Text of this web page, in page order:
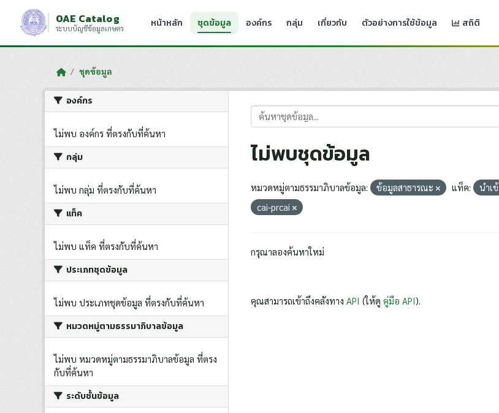
Skip to main content
OAE Catalog
ระบบบัญชีข้อมูลเกษตร หน้าหลัก ชุดข้อมูล องค์กร กลุ่ม เกี่ยวกับ ตัวอย่างการใช้ข้อมูล สถิติ
ชุดข้อมูล
องค์กร
ไม่พบ องค์กร ที่ตรงกับที่ค้นหา
กลุ่ม
ไม่พบ กลุ่ม ที่ตรงกับที่ค้นหา
แท็ค
ไม่พบ แท็ค ที่ตรงกับที่ค้นหา
ประเภทชุดข้อมูล
ไม่พบ ประเภทชุดข้อมูล ที่ตรงกับที่ค้นหา
หมวดหมู่ตามธรรมาภิบาลข้อมูล
ไม่พบ หมวดหมู่ตามธรรมาภิบาลข้อมูล ที่ตรง
กับที่ค้นหา
ระดับชั้นข้อมูล
ไม่พบชุดข้อมูล
หมวดหมู่ตามธรรมาภิบาลข้อมูล: ข้อมูลสาธารณะ แท็ค: นำเ
cai-prcai
กรุณาลองค้นหาใหม่
คุณสามารถเข้าถึงคลังทาง API (ให้ดู คู่มือ API).